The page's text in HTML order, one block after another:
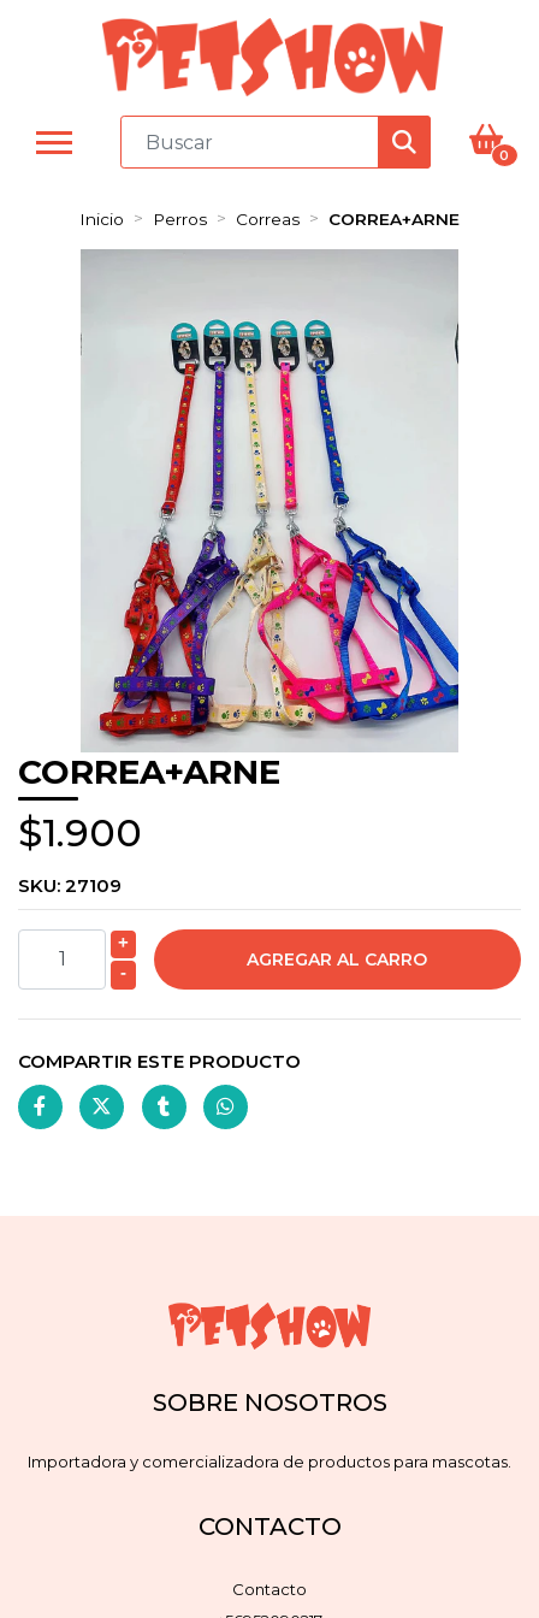
0
Inicio Perros Correas CORREA+ARNE
CORREA+ARNE
$1.900
SKU: 27109
+
-
COMPARTIR ESTE PRODUCTO
SOBRE NOSOTROS
Importadora y comercializadora de productos para mascotas.
CONTACTO
Contacto